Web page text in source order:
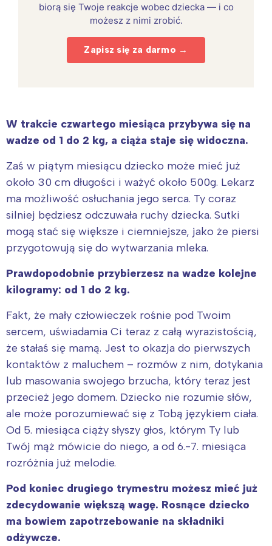
biorą się Twoje reakcje wobec dziecka — i co
możesz z nimi zrobić.
Zapisz się za darmo →
W trakcie czwartego miesiąca przybywa się na
wadze od 1 do 2 kg, a ciąża staje się widoczna.
Zaś w piątym miesiącu dziecko może mieć już
około 30 cm długości i ważyć około 500g. Lekarz
ma możliwość osłuchania jego serca. Ty coraz
silniej będziesz odczuwała ruchy dziecka. Sutki
mogą stać się większe i ciemniejsze, jako że piersi
przygotowują się do wytwarzania mleka.
Prawdopodobnie przybierzesz na wadze kolejne
kilogramy: od 1 do 2 kg.
Fakt, że mały człowieczek rośnie pod Twoim
sercem, uświadamia Ci teraz z całą wyrazistością,
że stałaś się mamą. Jest to okazja do pierwszych
kontaktów z maluchem – rozmów z nim, dotykania
lub masowania swojego brzucha, który teraz jest
przecież jego domem. Dziecko nie rozumie słów,
ale może porozumiewać się z Tobą językiem ciała.
Od 5. miesiąca ciąży słyszy głos, którym Ty lub
Twój mąż mówicie do niego, a od 6.-7. miesiąca
rozróżnia już melodie.
Pod koniec drugiego trymestru możesz mieć już
zdecydowanie większą wagę. Rosnące dziecko
ma bowiem zapotrzebowanie na składniki
odżywcze.